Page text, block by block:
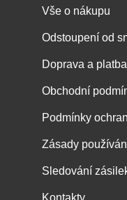
Vše o nákupu
Odstoupení od
Doprava a platba
Obchodní
Podmínky
Zásady
Sledování